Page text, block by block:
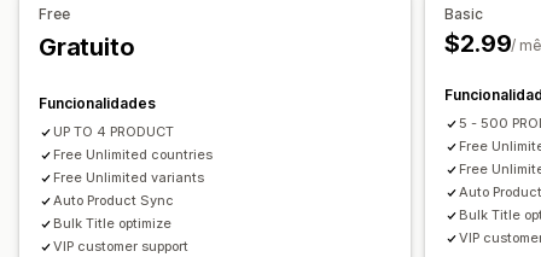
Free
Gratuito
Funcionalidades
UP TO 4 PRODUCT
Free Unlimited countries
Free Unlimited variants
Auto Product Sync
Bulk Title optimize
VIP customer support
Basic
$2.99/
5 - 500
Free
Free
Auto
Bulk Title
VIP